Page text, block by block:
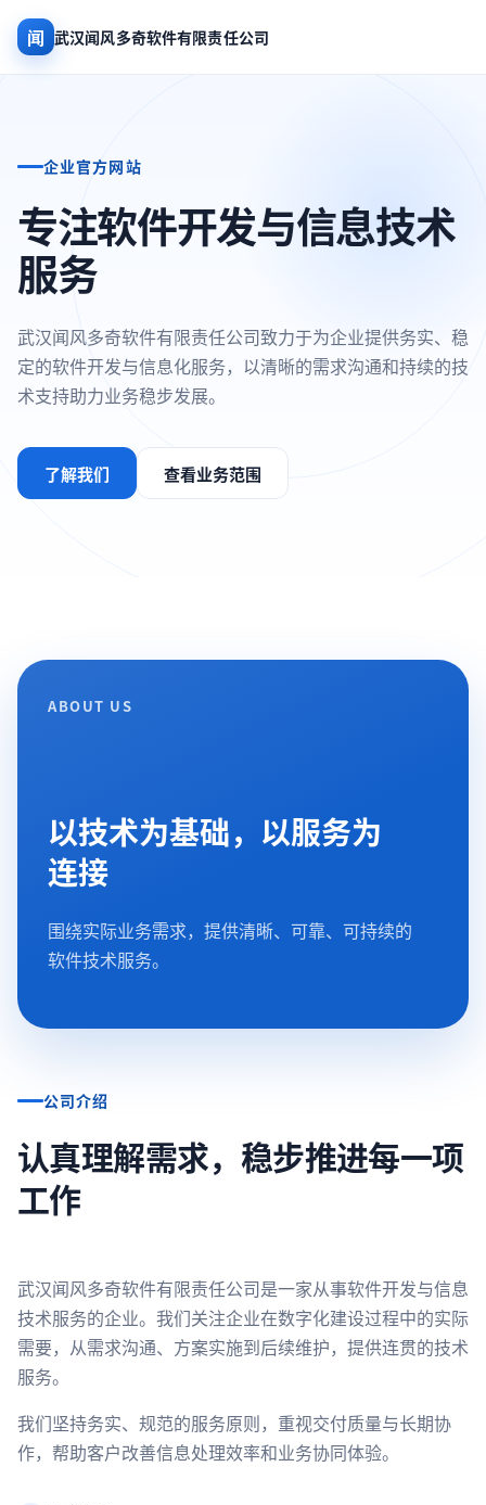
闻 武汉闻风多奇软件有限责任公司
企业官方网站
专注软件开发与信息技术
服务
武汉闻风多奇软件有限责任公司致力于为企业提供务实、稳
定的软件开发与信息化服务，以清晰的需求沟通和持续的技
术支持助力业务稳步发展。
了解我们 查看业务范围
ABOUT US
以技术为基础，以服务为
连接
围绕实际业务需求，提供清晰、可靠、可持续的
软件技术服务。
公司介绍
认真理解需求，稳步推进每一项
工作
武汉闻风多奇软件有限责任公司是一家从事软件开发与信息
技术服务的企业。我们关注企业在数字化建设过程中的实际
需要，从需求沟通、方案实施到后续维护，提供连贯的技术
服务。
我们坚持务实、规范的服务原则，重视交付质量与长期协
作，帮助客户改善信息处理效率和业务协同体验。